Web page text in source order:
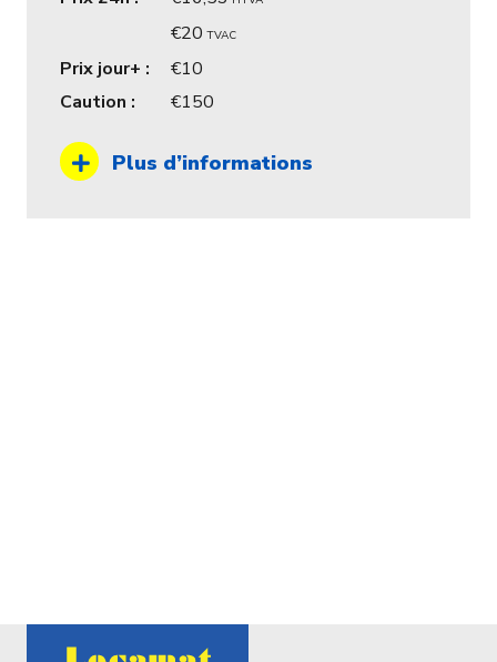
20 TVAC
Prix jour+ :
10
Caution :
150
Plus d’informations